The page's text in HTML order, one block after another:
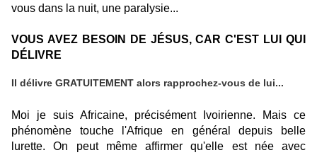
vous dans la nuit, une paralysie...
VOUS AVEZ BESOIN DE JÉSUS, CAR C'EST LUI QUI
DÉLIVRE
Il délivre GRATUITEMENT alors rapprochez-vous de lui...
Moi je suis Africaine, précisément Ivoirienne. Mais ce
phénomène touche l'Afrique en général depuis belle
lurette. On peut même affirmer qu'elle est née avec